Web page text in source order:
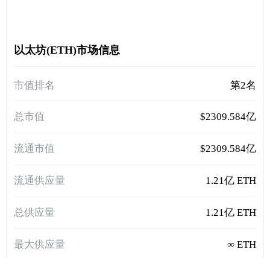
以太坊(ETH)市场信息
市值排名 第2名
总市值 $2309.584亿
流通市值 $2309.584亿
流通供应量 1.21亿 ETH
总供应量 1.21亿 ETH
最大供应量 ∞ ETH